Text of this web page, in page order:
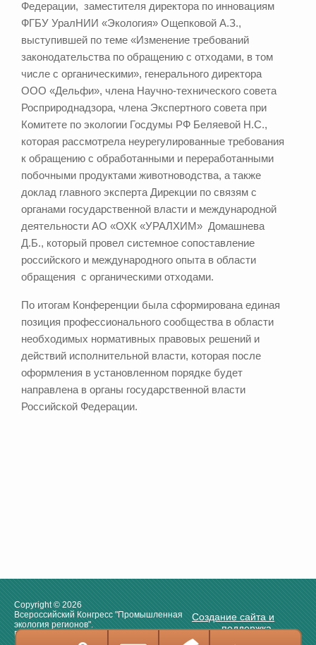
Федерации, заместителя директора по инновациям
ФГБУ УралНИИ «Экология» Ощепковой А.З.,
выступившей по теме «Изменение требований
законодательства по обращению с отходами, в том
числе с органическими», генерального директора
ООО «Дельфи», члена Научно-технического совета
Росприроднадзора, члена Экспертного совета при
Комитете по экологии Госдумы РФ Беляевой Н.С.,
которая рассмотрела неурегулированные требования
к обращению с обработанными и переработанными
побочными продуктами животноводства, а также
доклад главного эксперта Дирекции по связям с
органами государственной власти и международной
деятельности АО «ОХК «УРАЛХИМ» Домашнева
Д.Б., который провел системное сопоставление
российского и международного опыта в области
обращения с органическими отходами.
По итогам Конференции была сформирована единая
позиция профессионального сообщества в области
необходимых нормативных правовых решений и
действий исполнительной власти, которая после
оформления в установленном порядке будет
направлена в органы государственной власти
Российской Федерации.
Copyright © 2026
Всероссийский Конгресс "Промышленная
экология регионов".
Площадка прямого диалога.
Создание сайта и
поддержка.